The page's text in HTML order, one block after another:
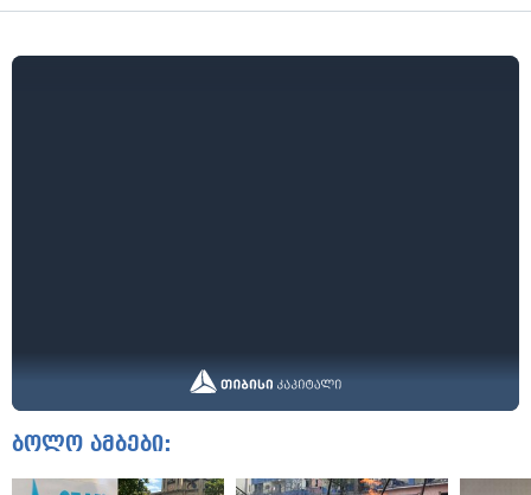
ბოლო ამბები: